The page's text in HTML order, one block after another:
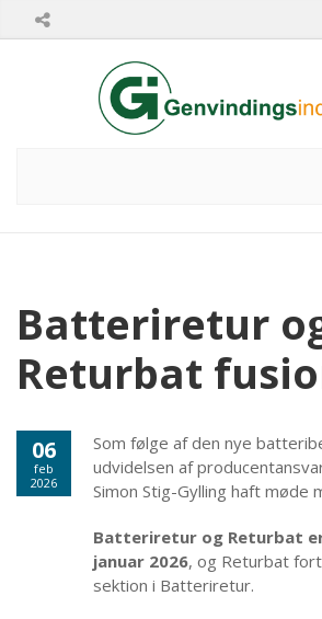
Batteriretur
Returbat
06
feb
2026
Som følge af den nye
udvidelsen af
Simon Stig-Gylling haft møde
Batteriretur og Returbat
januar 2026, og Returbat
sektion i Batteriretur.